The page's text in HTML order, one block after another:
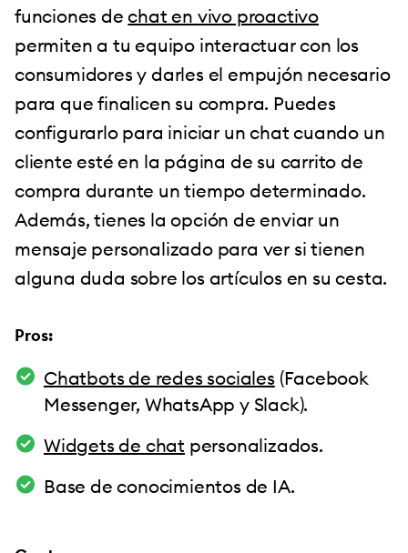
funciones dechat en vivo proactivo
permiten a tu equipo interactuar con los
consumidores y darles el empujón necesario
para que finalicen su compra. Puedes
configurarlo para iniciar un chat cuando un
cliente esté en la página de su carrito de
compra durante un tiempo determinado.
Además, tienes la opción de enviar un
mensaje personalizado para ver si tienen
alguna duda sobre los artículos en su cesta.
Pros:
Chatbots de redes sociales (Facebook
Messenger, WhatsApp y Slack).
Widgets de chat personalizados.
Base de conocimientos de IA.